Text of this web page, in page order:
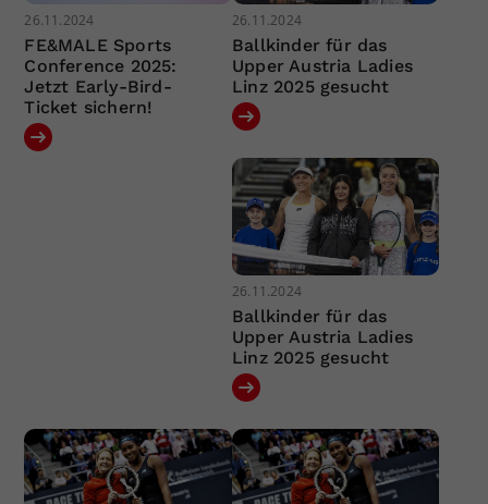
26.11.2024
FE&MALE Sports
Conference 2025:
Jetzt Early-Bird-
Ticket sichern!
26.11.2024
Ballkinder für das
Upper Austria Ladies
Linz 2025 gesucht
26.11.2024
Ballkinder für das
Upper Austria Ladies
Linz 2025 gesucht